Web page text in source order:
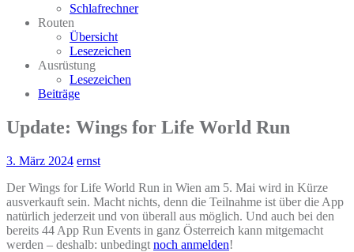
Schlafrechner
Routen
Übersicht
Lesezeichen
Ausrüstung
Lesezeichen
Beiträge
Update: Wings for Life World Run
3. März 2024 ernst
Der Wings for Life World Run in Wien am 5. Mai wird in Kürze
ausverkauft sein. Macht nichts, denn die Teilnahme ist über die App
natürlich jederzeit und von überall aus möglich. Und auch bei den
bereits 44 App Run Events in ganz Österreich kann mitgemacht
werden – deshalb: unbedingt noch anmelden!